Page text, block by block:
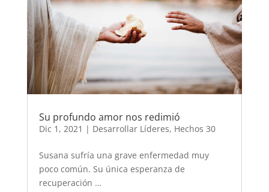
Su profundo amor nos redimió
Dic 1, 2021 | Desarrollar Líderes, Hechos 30
Susana sufría una grave enfermedad muy
poco común. Su única esperanza de
recuperación …